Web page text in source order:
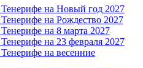
на Новый год 2027
на Рождество 2027
на 8 марта 2027
на 23 февраля 2027
на весенние